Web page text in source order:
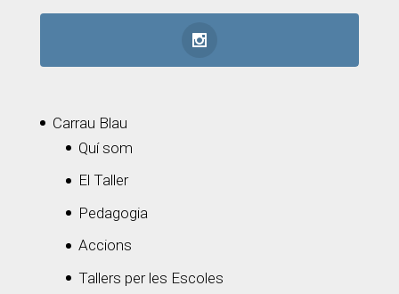
Carrau Blau
Quí som
El Taller
Pedagogia
Accions
Tallers per les Escoles